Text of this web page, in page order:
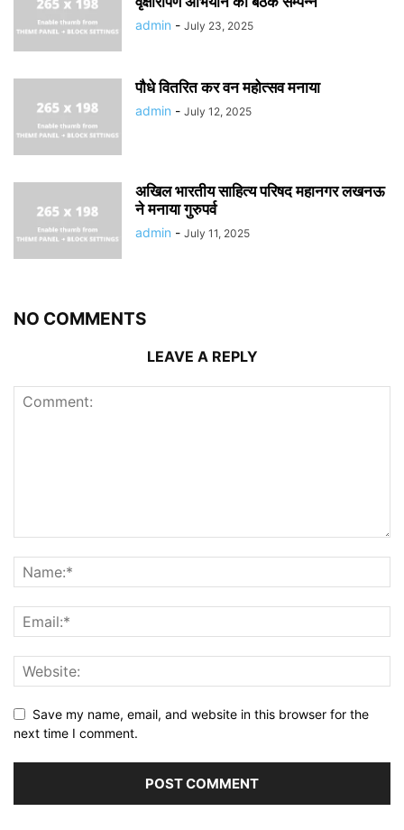
admin - July 23, 2025
पौधे वितरित कर वन महोत्सव मनाया
admin - July 12, 2025
अखिल भारतीय साहित्य परिषद महानगर लखनऊ
ने मनाया गुरुपर्व
admin - July 11, 2025
NO COMMENTS
LEAVE A REPLY
Save my name, email, and website in this browser for the
next time I comment.